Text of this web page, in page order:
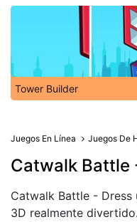
Tower Builder
Juegos En Línea Juegos De
Catwalk Battle
Catwalk Battle - Dress
3D realmente